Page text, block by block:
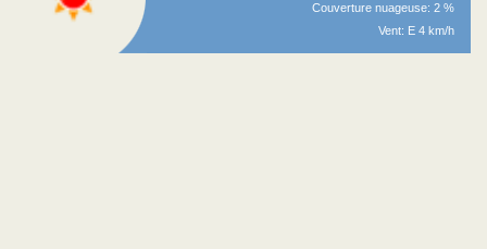
Couverture nuageuse: 2 %
Vent: E 4 km/h